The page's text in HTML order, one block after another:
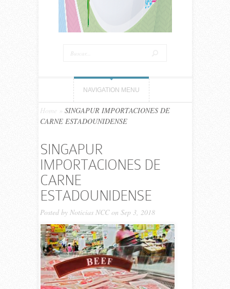
NAVIGATION MENU
Home
SINGAPUR IMPORTACIONES DE
CARNE ESTADOUNIDENSE
SINGAPUR
IMPORTACIONES DE
CARNE
ESTADOUNIDENSE
Posted by Noticias NCCon Sep 3, 2018